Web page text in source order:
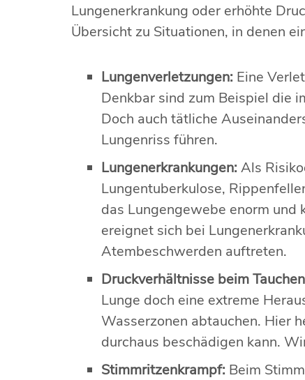
Lungenerkrankung oder erhöhte
Übersicht zu Situationen, in denen
Lungenverletzungen: Eine
Denkbar sind zum Beispiel die
Doch auch tätliche
Lungenriss führen.
Lungenerkrankungen: Als
Lungentuberkulose,
das Lungengewebe enorm und
ereignet sich bei
Atembeschwerden auftreten.
Druckverhältnisse beim
Lunge doch eine extreme
Wasserzonen abtauchen. Hier
durchaus beschädigen kann.
Stimmritzenkrampf: Beim